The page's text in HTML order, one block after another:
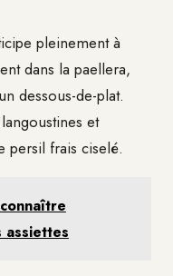
pleinement à
dans la paellera,
dessous-de-plat.
et
persil frais ciselé.
assiettes